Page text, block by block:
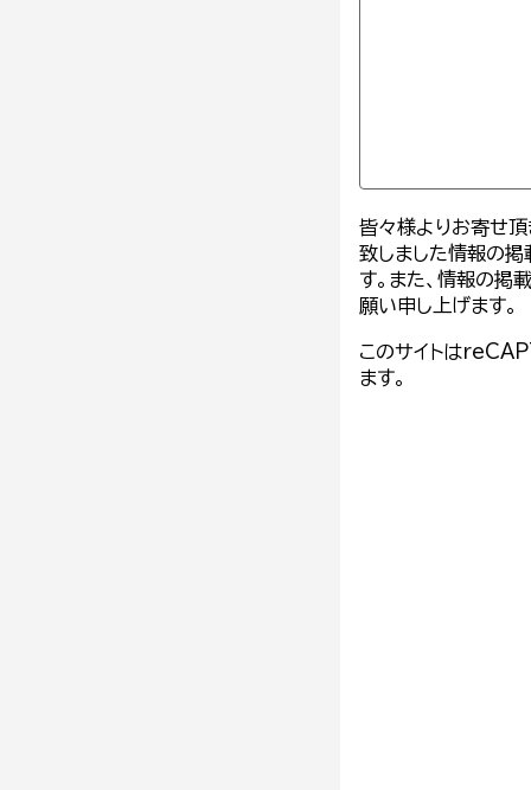
皆々様よりお寄せ頂
致しました情報の
す。また、情報の掲
願い申し上げます。
このサイトは
ます。